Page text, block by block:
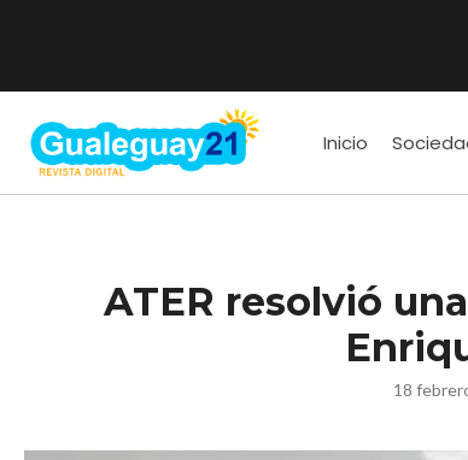
Inicio
ATER resolvió
18